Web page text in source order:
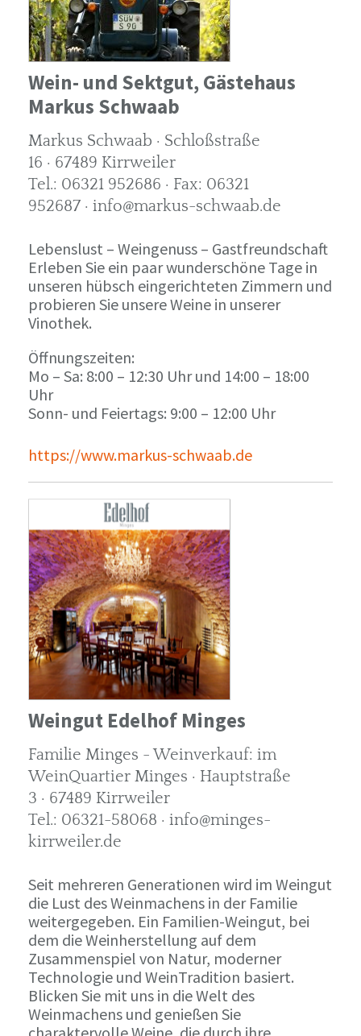
Wein- und Sektgut, Gästehaus
Markus Schwaab
Markus Schwaab · Schloßstraße
16 · 67489 Kirrweiler
Tel.: 06321 952686 · Fax: 06321
952687 · info@markus-schwaab.de
Lebenslust – Weingenuss – Gastfreundschaft
Erleben Sie ein paar wunderschöne Tage in
unseren hübsch eingerichteten Zimmern und
probieren Sie unsere Weine in unserer
Vinothek.
Öffnungszeiten:
Mo – Sa: 8:00 – 12:30 Uhr und 14:00 – 18:00
Uhr
Sonn- und Feiertags: 9:00 – 12:00 Uhr
https://www.markus-schwaab.de
Weingut Edelhof Minges
Familie Minges - Weinverkauf: im
WeinQuartier Minges · Hauptstraße
3 · 67489 Kirrweiler
Tel.: 06321-58068 · info@minges-
kirrweiler.de
Seit mehreren Generationen wird im Weingut
die Lust des Weinmachens in der Familie
weitergegeben. Ein Familien-Weingut, bei
dem die Weinherstellung auf dem
Zusammenspiel von Natur, moderner
Technologie und WeinTradition basiert.
Blicken Sie mit uns in die Welt des
Weinmachens und genießen Sie